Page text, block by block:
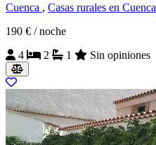
Cuenca , Casas rurales en Cuenca
190 € / noche
4
2 1 Sin opiniones